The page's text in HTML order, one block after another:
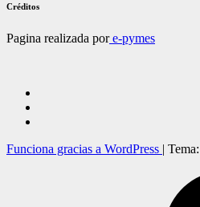
Créditos
Pagina realizada pore-pymes
Funciona gracias a WordPress |